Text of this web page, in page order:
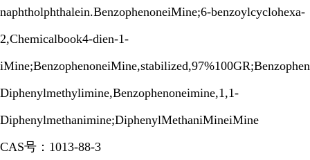
naphtholphthalein.BenzophenoneiMine;6-benzoylcyclohexa-
2,Chemicalbook4-dien-1-
Diphenylmethylimine,Benzophenoneimine,1,1-
Diphenylmethanimine;DiphenylMethaniMineiMine
CAS号：1013-88-3